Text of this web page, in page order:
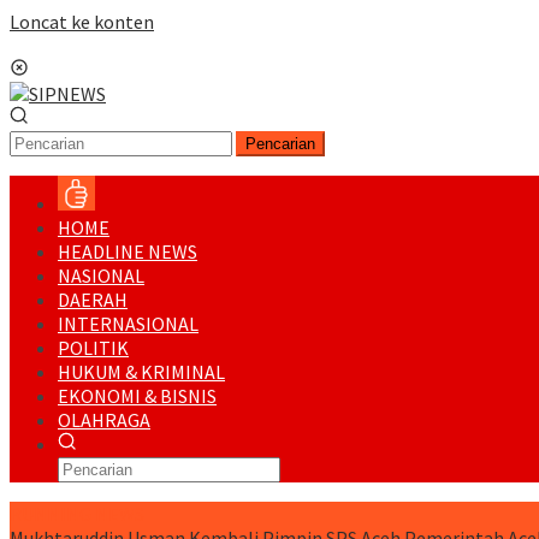
Loncat ke konten
Pencarian
HOME
HEADLINE NEWS
NASIONAL
DAERAH
INTERNASIONAL
POLITIK
HUKUM & KRIMINAL
EKONOMI & BISNIS
OLAHRAGA